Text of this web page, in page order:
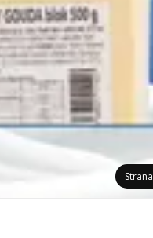
Strana